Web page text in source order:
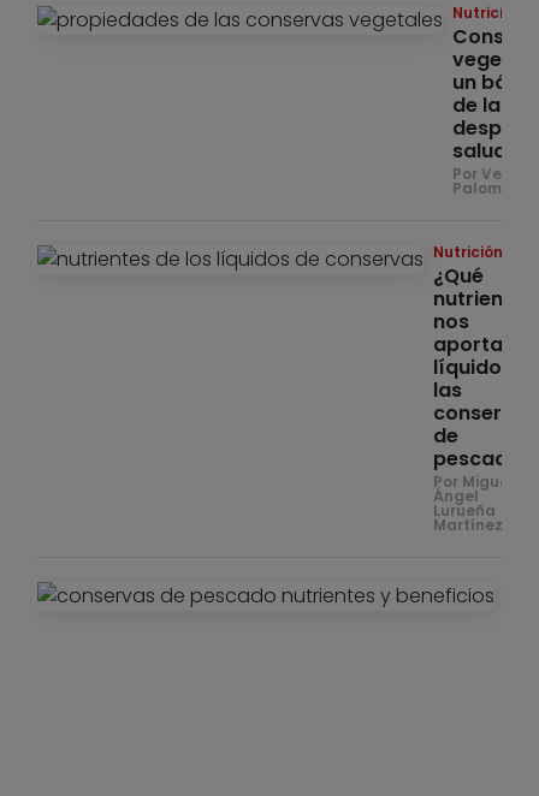
Nutrición
un
de la
Por
Palomo
Nutrición
¿Qué
nutrientes
nos
aporta el
líquido de
las
conservas
de
pescado?
Por Miguel
Ángel
Lurueña
Martínez